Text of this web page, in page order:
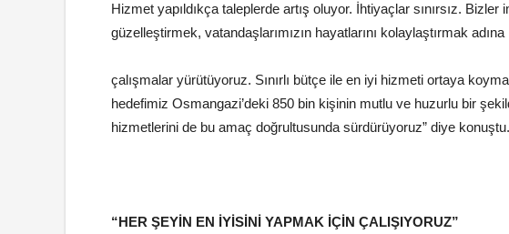
Hizmet yapıldıkça taleplerde artış oluyor. İhtiyaçlar sınırsız.
güzelleştirmek, vatandaşlarımızın hayatlarını kolaylaştırmak adına
çalışmalar yürütüyoruz. Sınırlı bütçe ile en iyi hizmeti ortaya
hedefimiz Osmangazi’deki 850 bin kişinin mutlu ve huzurlu bir
hizmetlerini de bu amaç doğrultusunda sürdürüyoruz” diye konuştu.
“HER ŞEYİN EN İYİSİNİ YAPMAK İÇİN ÇALIŞIYORUZ”